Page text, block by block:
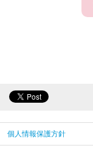
個人情報保護方針